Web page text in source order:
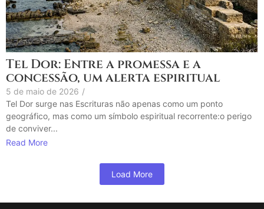
Tel Dor: Entre a promessa e a
concessão, um alerta espiritual
5 de maio de 2026 /
Tel Dor surge nas Escrituras não apenas como um ponto
geográfico, mas como um símbolo espiritual recorrente:o perigo
de conviver...
Read More
Load More